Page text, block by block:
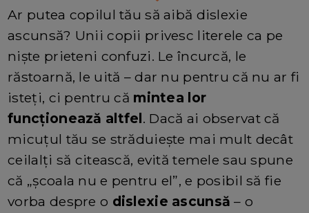
Ar putea copilul tău să aibă dislexie
ascunsă? Unii copii privesc literele ca pe
niște prieteni confuzi. Le încurcă, le
răstoarnă, le uită – dar nu pentru că nu ar fi
isteți, ci pentru că mintea lor
funcționează altfel. Dacă ai observat că
micuțul tău se străduiește mai mult decât
ceilalți să citească, evită temele sau spune
că „școala nu e pentru el”, e posibil să fie
vorba despre o dislexie ascunsă – o